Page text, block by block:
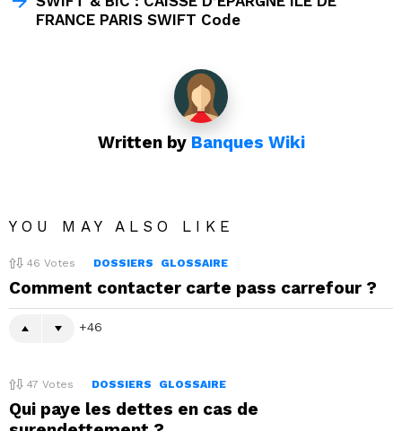
FRANCE PARIS SWIFT Code
Written by Banques Wiki
YOU MAY ALSO LIKE
46 Votes DOSSIERS GLOSSAIRE
Comment contacter carte pass carrefour ?
46
47 Votes DOSSIERS GLOSSAIRE
Qui paye les dettes en cas de